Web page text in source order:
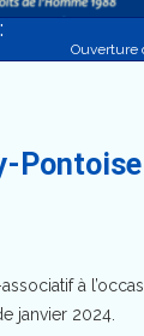
Ouverture
à
janvier 2024.